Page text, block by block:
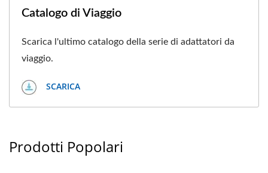
Catalogo di Viaggio
Scarica l'ultimo catalogo della serie di adattatori da
viaggio.
SCARICA
Prodotti Popolari